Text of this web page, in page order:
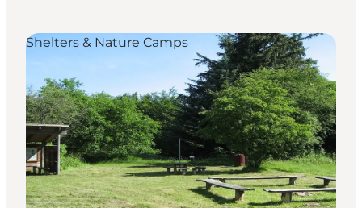
Shelters & Nature Camps